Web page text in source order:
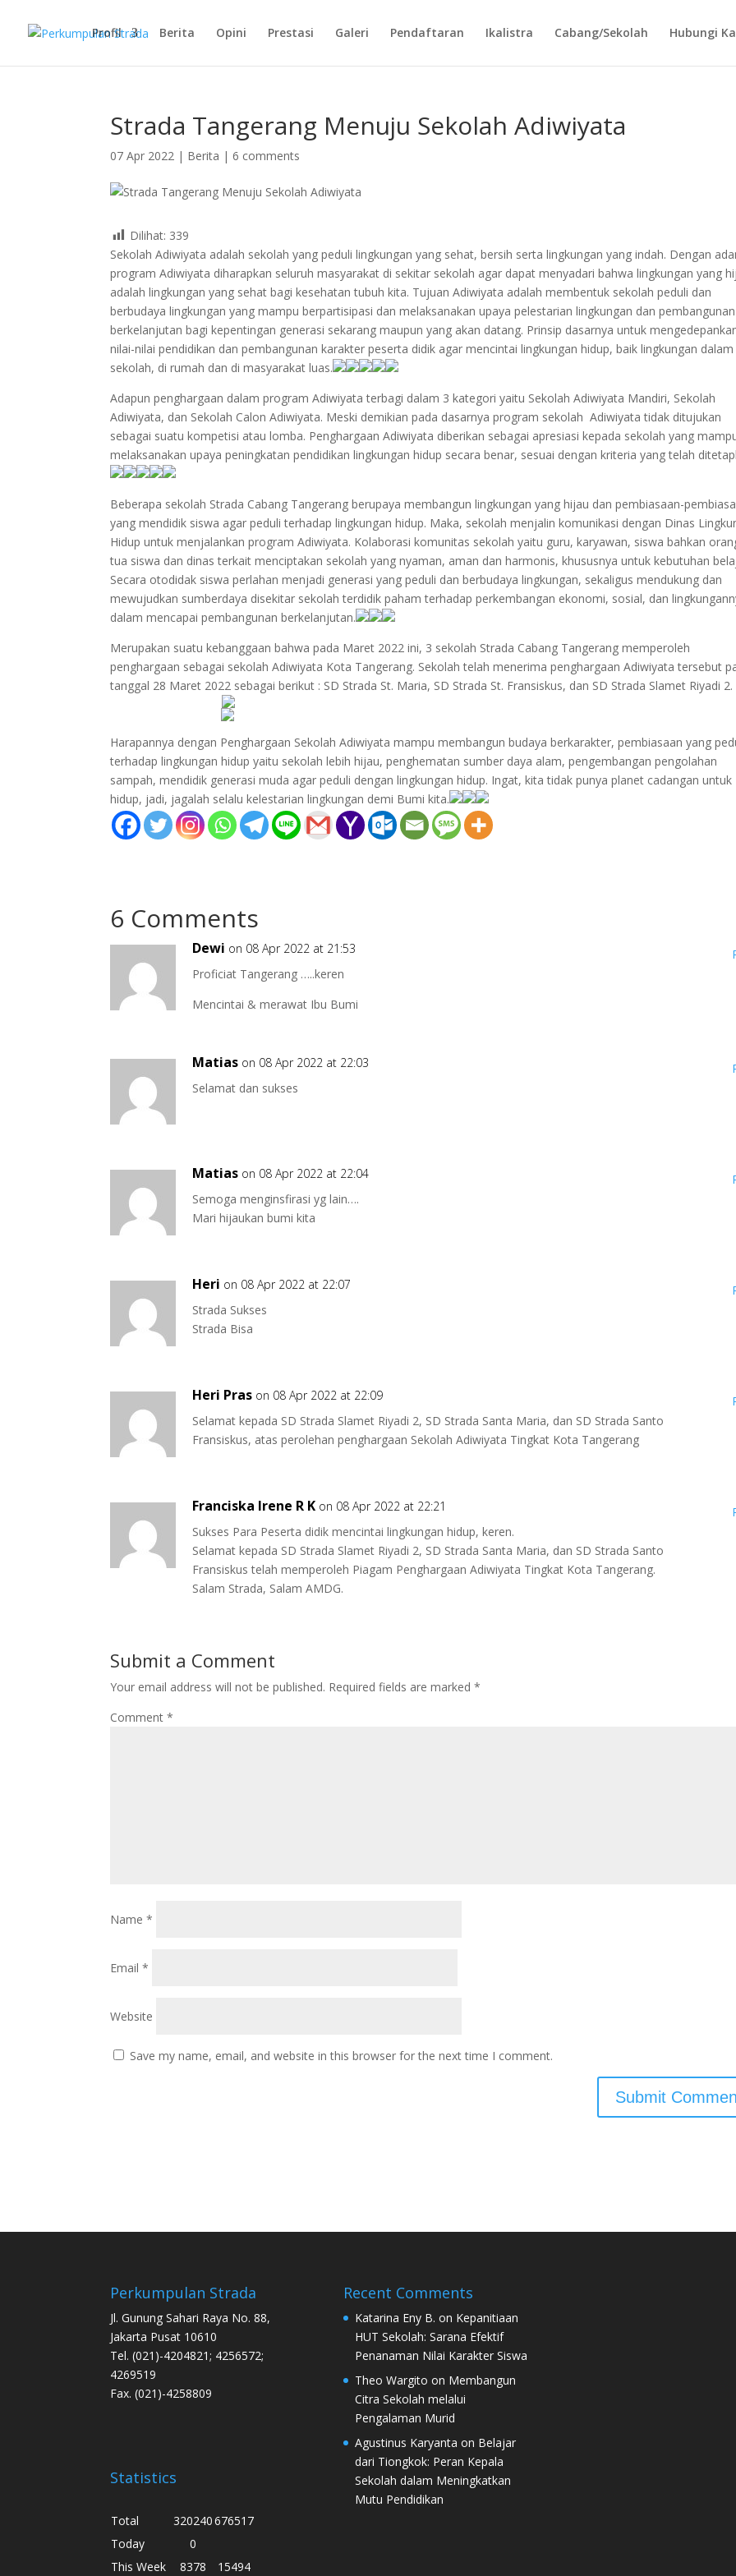
Profil Berita Opini Prestasi Galeri Pendaftaran Ikalistra Cabang/Sekolah Hubungi
Strada Tangerang Menuju Sekolah Adiwiyata
07 Apr 2022 | Berita |6 comments
Dilihat: 339
Sekolah Adiwiyata adalah sekolah yang peduli lingkungan yang sehat, bersih serta lingkungan yang indah. Dengan
program Adiwiyata diharapkan seluruh masyarakat di sekitar sekolah agar dapat menyadari bahwa lingkungan yang
adalah lingkungan yang sehat bagi kesehatan tubuh kita. Tujuan Adiwiyata adalah membentuk sekolah peduli dan
berbudaya lingkungan yang mampu berpartisipasi dan melaksanakan upaya pelestarian lingkungan dan pembangunan
berkelanjutan bagi kepentingan generasi sekarang maupun yang akan datang. Prinsip dasarnya untuk
nilai-nilai pendidikan dan pembangunan karakter peserta didik agar mencintai lingkungan hidup, baik lingkungan dalam
sekolah, di rumah dan di masyarakat luas.
Adapun penghargaan dalam program Adiwiyata terbagi dalam 3 kategori yaitu Sekolah Adiwiyata Mandiri, Sekolah
Adiwiyata, dan Sekolah Calon Adiwiyata. Meski demikian pada dasarnya program sekolah Adiwiyata tidak ditujukan
sebagai suatu kompetisi atau lomba. Penghargaan Adiwiyata diberikan sebagai apresiasi kepada sekolah yang
melaksanakan upaya peningkatan pendidikan lingkungan hidup secara benar, sesuai dengan kriteria yang telah
Beberapa sekolah Strada Cabang Tangerang berupaya membangun lingkungan yang hijau dan pembiasaan-
yang mendidik siswa agar peduli terhadap lingkungan hidup. Maka, sekolah menjalin komunikasi dengan Dinas
Hidup untuk menjalankan program Adiwiyata. Kolaborasi komunitas sekolah yaitu guru, karyawan, siswa bahkan
tua siswa dan dinas terkait menciptakan sekolah yang nyaman, aman dan harmonis, khususnya untuk kebutuhan
Secara otodidak siswa perlahan menjadi generasi yang peduli dan berbudaya lingkungan, sekaligus mendukung dan
mewujudkan sumberdaya disekitar sekolah terdidik paham terhadap perkembangan ekonomi, sosial, dan
dalam mencapai pembangunan berkelanjutan.
Merupakan suatu kebanggaan bahwa pada Maret 2022 ini, 3 sekolah Strada Cabang Tangerang memperoleh
penghargaan sebagai sekolah Adiwiyata Kota Tangerang. Sekolah telah menerima penghargaan Adiwiyata tersebut
tanggal 28 Maret 2022 sebagai berikut : SD Strada St. Maria, SD Strada St. Fransiskus, dan SD Strada Slamet Riyadi 2.
Harapannya dengan Penghargaan Sekolah Adiwiyata mampu membangun budaya berkarakter, pembiasaan yang
terhadap lingkungan hidup yaitu sekolah lebih hijau, penghematan sumber daya alam, pengembangan pengolahan
sampah, mendidik generasi muda agar peduli dengan lingkungan hidup. Ingat, kita tidak punya planet cadangan untuk
hidup, jadi, jagalah selalu kelestarian lingkungan demi Bumi kita.
6 Comments
Dewi on 08 Apr 2022 at 21:53
Proficiat Tangerang …..keren
Mencintai & merawat Ibu Bumi
Matias on 08 Apr 2022 at 22:03
Selamat dan sukses
Matias on 08 Apr 2022 at 22:04
Semoga menginsfirasi yg lain….
Mari hijaukan bumi kita
Heri on 08 Apr 2022 at 22:07
Strada Sukses
Strada Bisa
Heri Pras on 08 Apr 2022 at 22:09
Selamat kepada SD Strada Slamet Riyadi 2, SD Strada Santa Maria, dan SD Strada Santo
Fransiskus, atas perolehan penghargaan Sekolah Adiwiyata Tingkat Kota Tangerang
Franciska Irene R K on 08 Apr 2022 at 22:21
Sukses Para Peserta didik mencintai lingkungan hidup, keren.
Selamat kepada SD Strada Slamet Riyadi 2, SD Strada Santa Maria, dan SD Strada Santo
Fransiskus telah memperoleh Piagam Penghargaan Adiwiyata Tingkat Kota Tangerang.
Salam Strada, Salam AMDG.
Submit a Comment
Your email address will not be published. Required fields are marked*
Comment*
Name*
Email*
Website
Save my name, email, and website in this browser for the next time I comment.
Perkumpulan Strada
Jl. Gunung Sahari Raya No. 88,
Jakarta Pusat 10610
Tel. (021)-4204821; 4256572;
4269519
Fax. (021)-4258809
Statistics
Total 320240676517
Today
0
This Week
8378 15494
Recent Comments
Katarina Eny B. on Kepanitiaan
HUT Sekolah: Sarana Efektif
Penanaman Nilai Karakter Siswa
Theo Wargito on Membangun
Citra Sekolah melalui
Pengalaman Murid
Agustinus Karyanta on Belajar
dari Tiongkok: Peran Kepala
Sekolah dalam Meningkatkan
Mutu Pendidikan